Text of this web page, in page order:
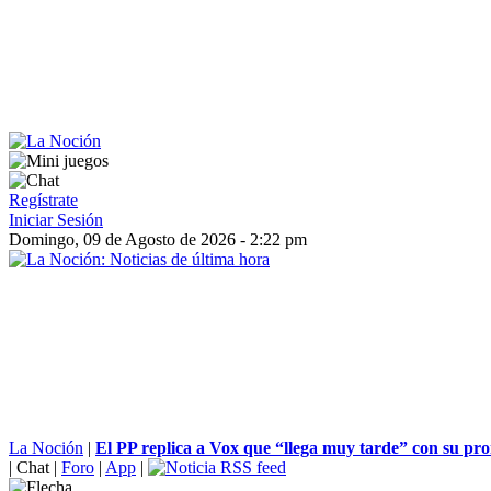
Regístrate
Iniciar Sesión
Domingo, 09 de Agosto de 2026 - 2:22 pm
La Noción | El PP replica a Vox que “llega muy tarde” con su
| Chat | Foro | App |